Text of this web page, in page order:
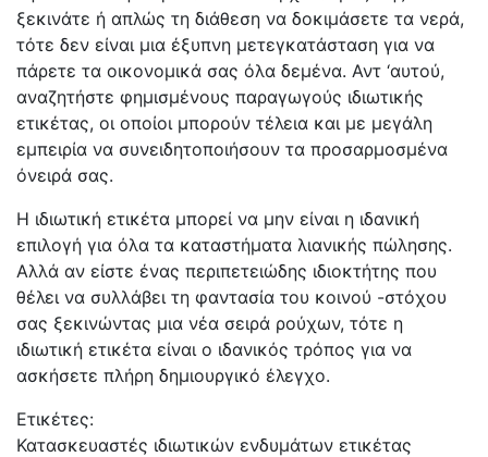
ξεκινάτε ή απλώς τη διάθεση να δοκιμάσετε τα νερά,
τότε δεν είναι μια έξυπνη μετεγκατάσταση για να
πάρετε τα οικονομικά σας όλα δεμένα. Αντ ‘αυτού,
αναζητήστε φημισμένους παραγωγούς ιδιωτικής
ετικέτας, οι οποίοι μπορούν τέλεια και με μεγάλη
εμπειρία να συνειδητοποιήσουν τα προσαρμοσμένα
όνειρά σας.
Η ιδιωτική ετικέτα μπορεί να μην είναι η ιδανική
επιλογή για όλα τα καταστήματα λιανικής πώλησης.
Αλλά αν είστε ένας περιπετειώδης ιδιοκτήτης που
θέλει να συλλάβει τη φαντασία του κοινού -στόχου
σας ξεκινώντας μια νέα σειρά ρούχων, τότε η
ιδιωτική ετικέτα είναι ο ιδανικός τρόπος για να
ασκήσετε πλήρη δημιουργικό έλεγχο.
Ετικέτες:
Κατασκευαστές ιδιωτικών ενδυμάτων ετικέτας